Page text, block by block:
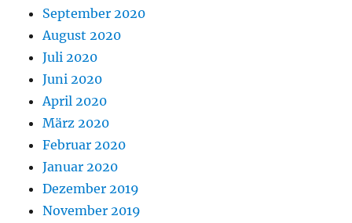
September 2020
August 2020
Juli 2020
Juni 2020
April 2020
März 2020
Februar 2020
Januar 2020
Dezember 2019
November 2019